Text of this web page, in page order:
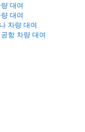
대여
대여
차량 대여
항 차량 대여